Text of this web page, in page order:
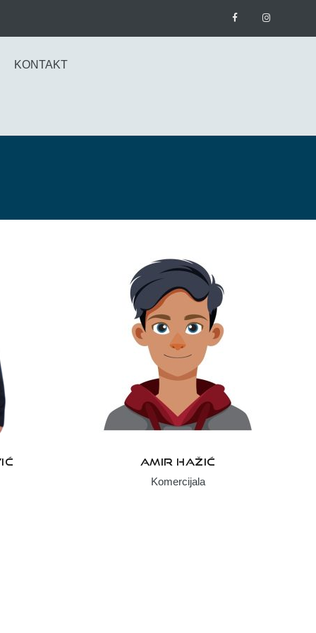
KONTAKT
AMIR HAŽIĆ
Komercijala